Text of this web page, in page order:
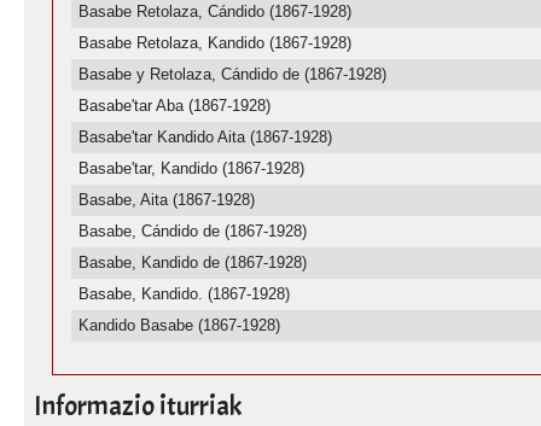
Basabe Retolaza, Cándido (1867-1928)
Basabe Retolaza, Kandido (1867-1928)
Basabe y Retolaza, Cándido de (1867-1928)
Basabe'tar Aba (1867-1928)
Basabe'tar Kandido Aita (1867-1928)
Basabe'tar, Kandido (1867-1928)
Basabe, Aita (1867-1928)
Basabe, Cándido de (1867-1928)
Basabe, Kandido de (1867-1928)
Basabe, Kandido. (1867-1928)
Kandido Basabe (1867-1928)
Informazio iturriak